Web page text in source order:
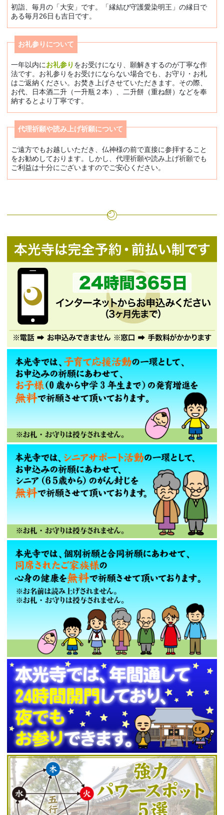
初詣、毎月の「大安」です。「縁結び守護愛染明王」の縁日で
ある毎月26日も吉日です。
お礼参りについて
一年以内にお礼参り をお受けになり、願解きするのが丁寧な作
法です。お礼参りをお受けにならない場合でも、お守り・お札
はご返納ください。お焚き上げさせていただきます。その際、
お代、日本酒二升（一升瓶２本）、二升餅（重ね餅）などを奉
納するとより丁寧です。
代理祈願や読み上げ祈願について
ご遠方でもお越しいただき、仏神様の前で直接に参拝すること
をお勧めしております。しかし、代理祈願や読み上げ祈願でも
ご利益は十分にございますのでご安心ください。